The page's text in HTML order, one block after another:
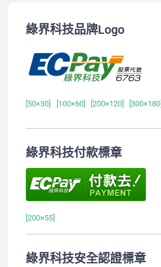
綠界科技品牌Logo
[50×30] [100×60] [200×120] [300×180]
綠界科技付款標章
[200×55]
綠界科技安全認證標章